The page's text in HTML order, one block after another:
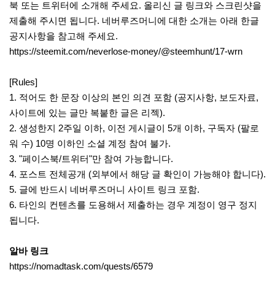
북 또는 트위터에 소개해 주세요. 올리신 글 링크와 스크린샷을
제출해 주시면 됩니다. 네버루즈머니에 대한 소개는 아래 한글
공지사항을 참고해 주세요.
https://steemit.com/neverlose-money/@steemhunt/17-wrn
[Rules]
1. 적어도 한 문장 이상의 본인 의견 포함 (공지사항, 보도자료,
사이트에 있는 글만 복붙한 글은 리젝).
2. 생성한지 2주일 이하, 이전 게시글이 5개 이하, 구독자 (팔로
워 수) 10명 이하인 소셜 계정 참여 불가.
3. "페이스북/트위터"만 참여 가능합니다.
4. 포스트 전체공개 (외부에서 해당 글 확인이 가능해야 합니다).
5. 글에 반드시 네버루즈머니 사이트 링크 포함.
6. 타인의 컨텐츠를 도용해서 제출하는 경우 계정이 영구 정지
됩니다.
알바 링크
https://nomadtask.com/quests/6579